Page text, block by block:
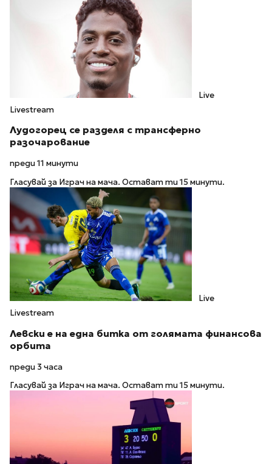
Live
Livestream
Лудогорец се разделя с трансферно
разочарование
преди 11 минути
Гласувай за Играч на мача. Остават ти 15 минути.
Live
Livestream
Левски е на една битка от голямата финансова
орбита
преди 3 часа
Гласувай за Играч на мача. Остават ти 15 минути.